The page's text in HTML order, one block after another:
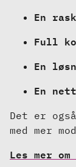
En
Full
En
En
Det er
med mer
Les mer